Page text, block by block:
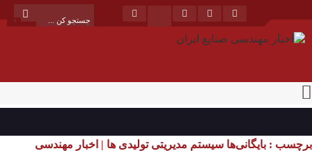
برچسب : بایگانی‌ها سیستم مدیریتی تولیدی ها | اخبار مهندسی